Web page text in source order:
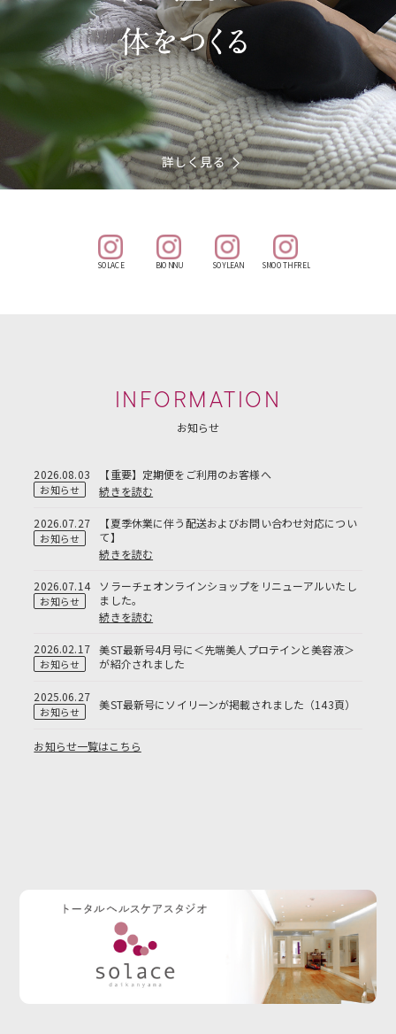
SOLACE BIONNU SOYLEAN SMOOTH FREL
INFORMATION
お知らせ
2026.08.03
お知らせ
【重要】定期便をご利用のお客様へ
続きを読む
2026.07.27
お知らせ
【夏季休業に伴う配送およびお問い合わせ対応につい
て】
続きを読む
2026.07.14
お知らせ
ソラーチェオンラインショップをリニューアルいたし
ました。
続きを読む
2026.02.17
お知らせ
美ST最新号4月号に＜先端美人プロテインと美容液＞
が紹介されました
2025.06.27
お知らせ 美ST最新号にソイリーンが掲載されました（143頁）
お知らせ一覧はこちら